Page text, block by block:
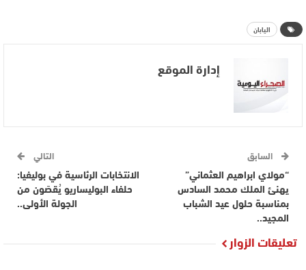
اليابان
إدارة الموقع
السابق
“مولاي ابراهيم العثماني”
يهنئ الملك محمد السادس
بمناسبة حلول عيد الشباب
المجيد..
التالي
الانتخابات الرئاسية في بوليفيا:
حلفاء البوليساريو يُقصَون من
الجولة الأولى..
تعليقات الزوار